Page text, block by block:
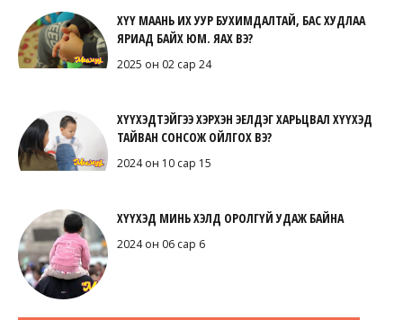
ХҮҮ МААНЬ ИХ УУР БУХИМДАЛТАЙ, БАС ХУДЛАА
ЯРИАД БАЙХ ЮМ. ЯАХ ВЭ?
2025 он 02 сар 24
ХҮҮХЭДТЭЙГЭЭ ХЭРХЭН ЭЕЛДЭГ ХАРЬЦВАЛ ХҮҮХЭД
ТАЙВАН СОНСОЖ ОЙЛГОХ ВЭ?
2024 он 10 сар 15
ХҮҮХЭД МИНЬ ХЭЛД ОРОЛГҮЙ УДАЖ БАЙНА
2024 он 06 сар 6